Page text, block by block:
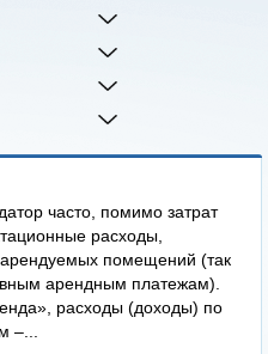
часто, помимо затрат
расходы,
помещений (так
арендным платежам).
расходы (доходы) по
–...